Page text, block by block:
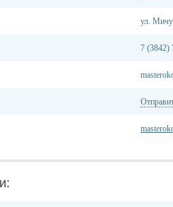
ул.
7 (3842)